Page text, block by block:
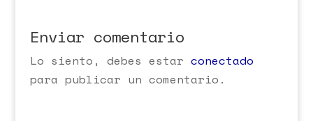
Enviar comentario
Lo siento, debes estar conectado
para publicar un comentario.